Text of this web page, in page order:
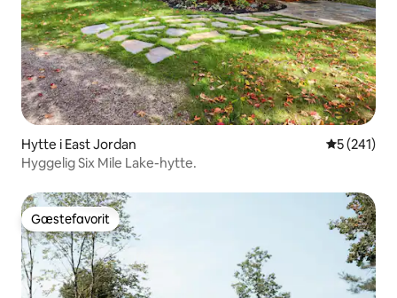
Hytte i East Jordan 5 ud af 5 i
5 (241)
Hyggelig Six Mile Lake-hytte.
Gæstefavorit
Gæstefavorit